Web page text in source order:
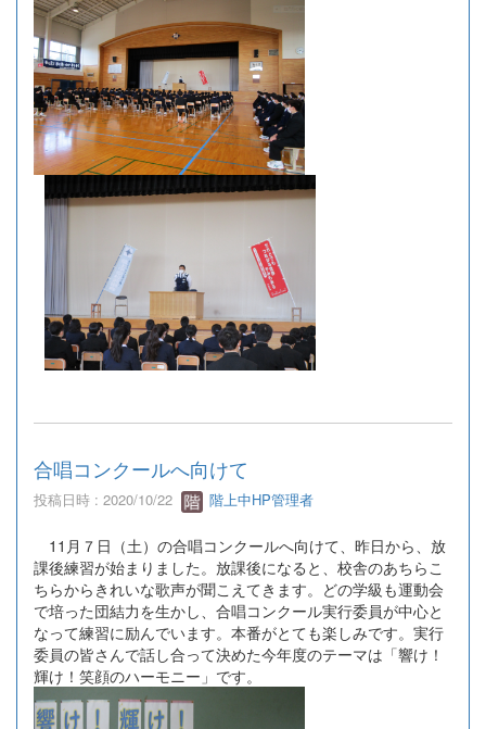
合唱コンクールへ向けて
投稿日時 : 2020/10/22 階上中HP管理者
11月７日（土）の合唱コンクールへ向けて、昨日から、放
課後練習が始まりました。放課後になると、校舎のあちらこ
ちらからきれいな歌声が聞こえてきます。どの学級も運動会
で培った団結力を生かし、合唱コンクール実行委員が中心と
なって練習に励んでいます。本番がとても楽しみです。実行
委員の皆さんで話し合って決めた今年度のテーマは「響け！
輝け！笑顔のハーモニー」です。